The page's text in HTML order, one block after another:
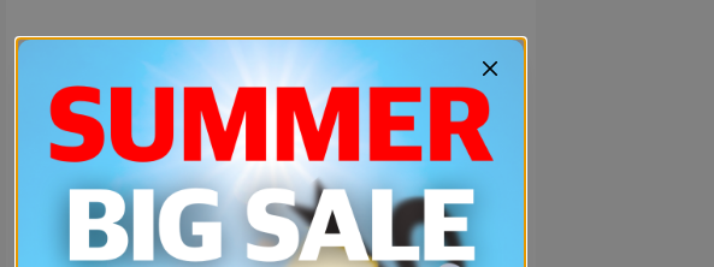
예상치 못한 에러입니다.